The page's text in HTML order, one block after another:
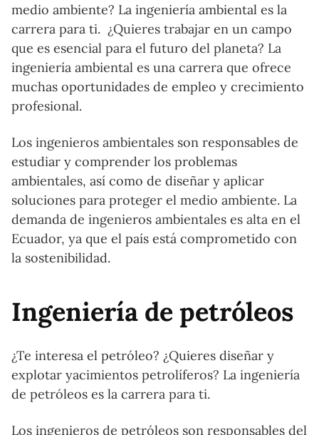
medio ambiente? La ingeniería ambiental es la
carrera para ti. ¿Quieres trabajar en un campo
que es esencial para el futuro del planeta? La
ingeniería ambiental es una carrera que ofrece
muchas oportunidades de empleo y crecimiento
profesional.
Los ingenieros ambientales son responsables de
estudiar y comprender los problemas
ambientales, así como de diseñar y aplicar
soluciones para proteger el medio ambiente. La
demanda de ingenieros ambientales es alta en el
Ecuador, ya que el país está comprometido con
la sostenibilidad.
Ingeniería de petróleos
¿Te interesa el petróleo? ¿Quieres diseñar y
explotar yacimientos petrolíferos? La ingeniería
de petróleos es la carrera para ti.
Los ingenieros de petróleos son responsables del